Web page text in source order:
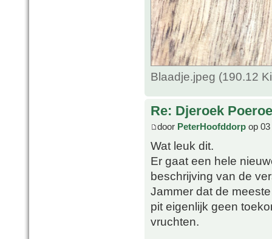
Blaadje.jpeg (190.12
Re: Djeroek
door PeterHoofddorp op
Wat leuk dit.
Er gaat een hele
beschrijving van de
Jammer dat de
pit eigenlijk geen
vruchten.